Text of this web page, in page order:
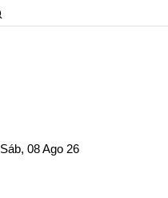
Sáb, 08 Ago 26